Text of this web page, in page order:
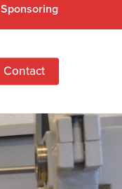
Sponsoring
Contact